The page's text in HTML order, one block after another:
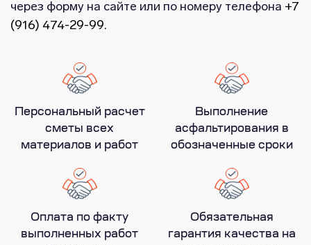
через форму на сайте или по номеру телефона +7
(916) 474-29-99.
Персональный расчет
сметы всех
материалов и работ
Выполнение
асфальтирования в
обозначенные сроки
Оплата по факту
выполненных работ
Обязательная
гарантия качества на